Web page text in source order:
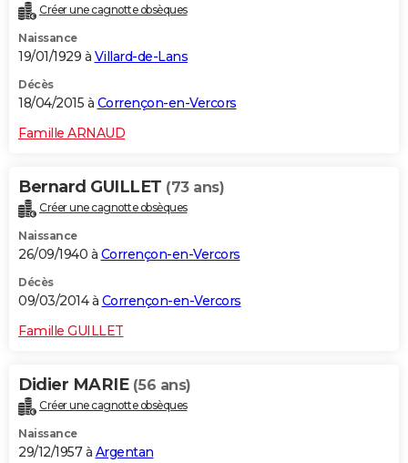
Créer une cagnotte obsèques
Naissance
19/01/1929 à Villard-de-Lans
Décès
18/04/2015 à Corrençon-en-Vercors
Famille ARNAUD
Bernard GUILLET (73 ans)
Créer une cagnotte obsèques
Naissance
26/09/1940 à Corrençon-en-Vercors
Décès
09/03/2014 à Corrençon-en-Vercors
Famille GUILLET
Didier MARIE (56 ans)
Créer une cagnotte obsèques
Naissance
29/12/1957 à Argentan